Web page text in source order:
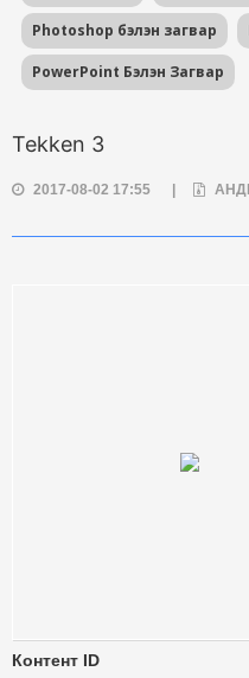
Photoshop бэлэн загвар
PowerPoint Бэлэн Загвар
Tekken 3
2017-08-02 17:55
Контент ID